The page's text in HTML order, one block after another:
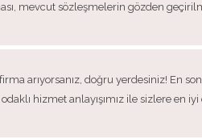
mevcut sözleşmelerin gözden
arıyorsanız, doğru yerdesiniz! En
hizmet anlayışımız ile sizlere